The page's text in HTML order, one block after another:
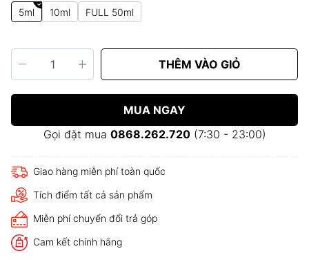
5ml
10ml FULL 50ml
THÊM VÀO GIỎ
MUA NGAY
Gọi đặt mua 0868.262.720(7:30 - 23:00)
Giao hàng miễn phí toàn quốc
Tích điểm tất cả sản phẩm
Miễn phí chuyển đổi trả góp
Cam kết chính hãng